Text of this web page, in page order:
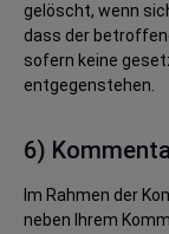
gelöscht, wenn
dass der
sofern keine
entgegenstehen.
6)
Im Rahmen der
neben Ihrem